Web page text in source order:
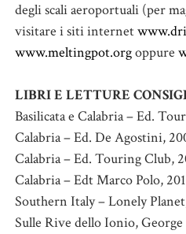
degli scali aeroportuali (per
visitare i siti internet
www.meltingpot.orgoppure
LIBRI E LETTURE
Basilicata e Calabria – Ed.
Calabria – Ed. De Agostini,
Calabria – Ed. Touring Club,
Calabria – Edt Marco Polo,
Southern Italy – Lonely
Sulle Rive dello Ionio, George